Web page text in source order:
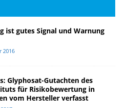
ist gutes Signal und Warnung
2016
Glyphosat-Gutachten des
für Risikobewertung in
vom Hersteller verfasst